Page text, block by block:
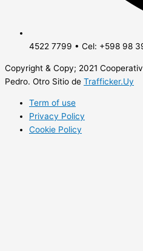
4522 7799 • Cel: +598 98
Copyright & Copy; 2021
Pedro. Otro Sitio de Trafficker.Uy
Term of use
Privacy Policy
Cookie Policy